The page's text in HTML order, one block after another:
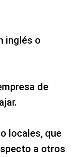
inglés o
de
locales, que
a otros